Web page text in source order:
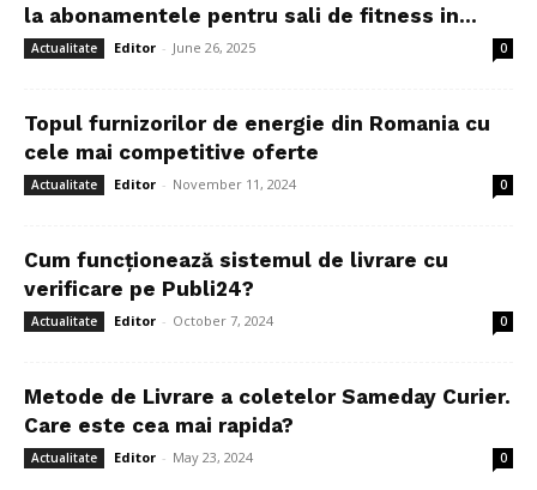
la abonamentele pentru sali de fitness in...
Actualitate Editor - June 26, 2025 0
Topul furnizorilor de energie din Romania cu
cele mai competitive oferte
Actualitate Editor - November 11, 2024 0
Cum funcționează sistemul de livrare cu
verificare pe Publi24?
Actualitate Editor - October 7, 2024 0
Metode de Livrare a coletelor Sameday Curier.
Care este cea mai rapida?
Actualitate Editor - May 23, 2024 0